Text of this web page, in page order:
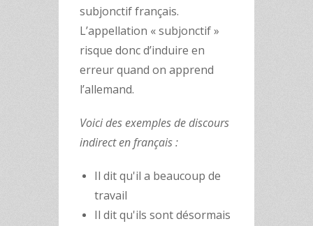
subjonctif français.
L’appellation « subjonctif »
risque donc d’induire en
erreur quand on apprend
l’allemand.
Voici des exemples de discours
indirect en français :
Il dit qu'il a beaucoup de
travail
Il dit qu'ils sont désormais